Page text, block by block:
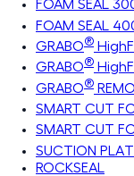
FOAM SEAL
FOAM SEAL
GRABO®
GRABO®
GRABO®
SMART CUT
SMART CUT
SUCTION
ROCKSEAL